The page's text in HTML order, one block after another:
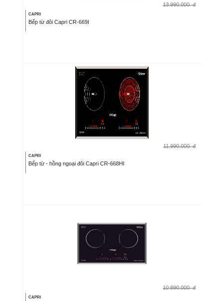
13.990.000 đ
CAPRI
Bếp từ đôi Capri CR-669I
11.990.000 đ
CAPRI
Bếp từ - hồng ngoại đôi Capri CR-668HI
10.890.000 đ
CAPRI